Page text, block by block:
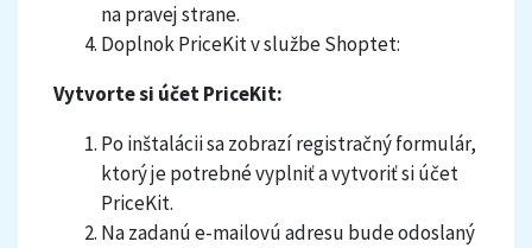
na pravej strane.
Doplnok PriceKit v službe Shoptet:
Vytvorte si účet PriceKit:
Po inštalácii sa zobrazí registračný formulár,
ktorý je potrebné vyplniť a vytvoriť si účet
PriceKit.
Na zadanú e-mailovú adresu bude odoslaný